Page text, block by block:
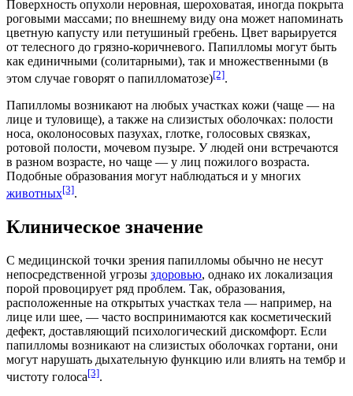
Поверхность опухоли неровная, шероховатая, иногда покрыта
роговыми массами; по внешнему виду она может напоминать
цветную капусту или петушиный гребень. Цвет варьируется
от телесного до грязно‑коричневого. Папилломы могут быть
как единичными (солитарными), так и множественными (в
этом случае говорят о папилломатозе)[2].
Папилломы возникают на любых участках кожи (чаще — на
лице и туловище), а также на слизистых оболочках: полости
носа, околоносовых пазухах, глотке, голосовых связках,
ротовой полости, мочевом пузыре. У людей они встречаются
в разном возрасте, но чаще — у лиц пожилого возраста.
Подобные образования могут наблюдаться и у многих
животных[3].
Клиническое значение
С медицинской точки зрения папилломы обычно не несут
непосредственной угрозы здоровью, однако их локализация
порой провоцирует ряд проблем. Так, образования,
расположенные на открытых участках тела — например, на
лице или шее, — часто воспринимаются как косметический
дефект, доставляющий психологический дискомфорт. Если
папилломы возникают на слизистых оболочках гортани, они
могут нарушать дыхательную функцию или влиять на тембр и
чистоту голоса[3].